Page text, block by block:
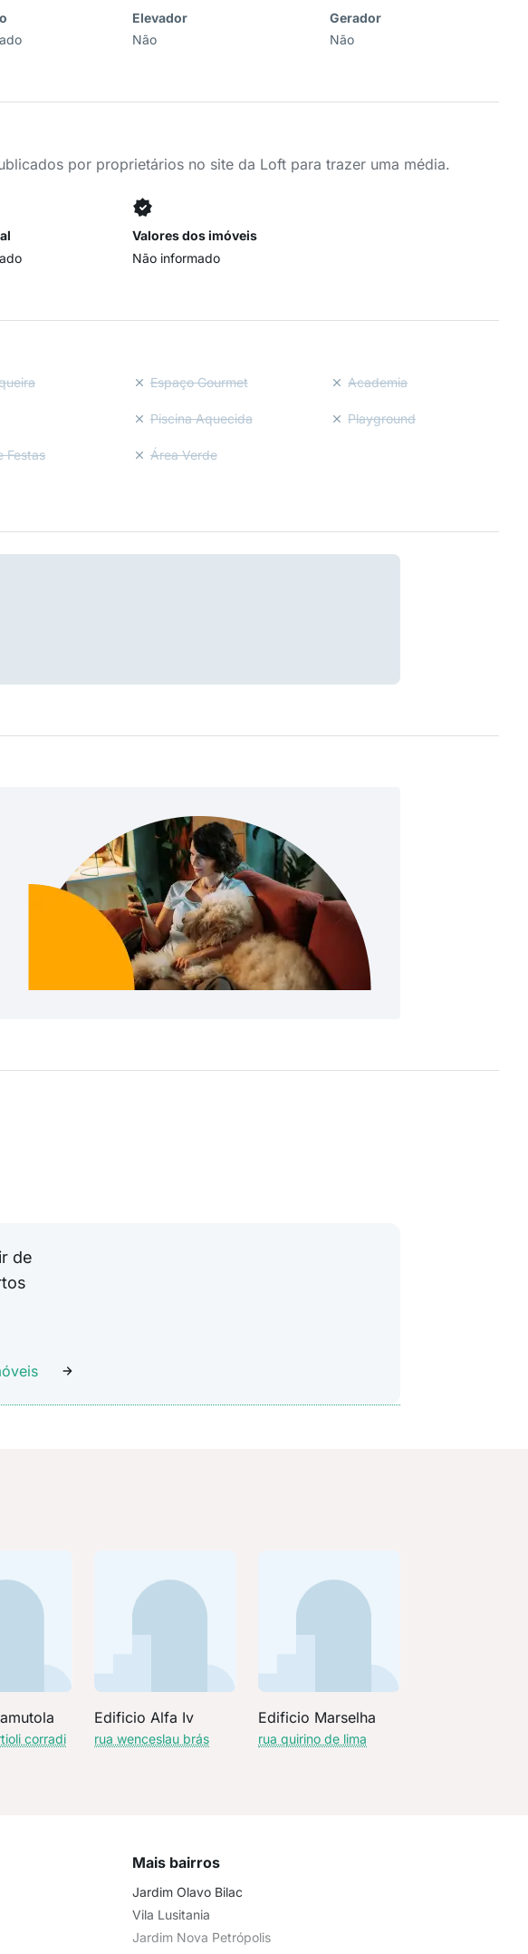
Elevador
Não
Gerador
Não
por proprietários no site da Loft para trazer uma média.
Valores dos imóveis
Não informado
Espaço Gourmet Academia
Piscina Aquecida Playground
Festas Área Verde
de
corradi
Edificio Alfa Iv
rua wenceslau brás
Edificio Marselha
rua quirino de lima
Mais bairros
Jardim Olavo Bilac
Vila Lusitania
Jardim Nova Petrópolis